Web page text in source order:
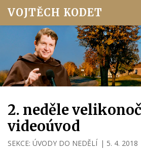
VOJTĚCH KODET
2. neděle
videoúvod
SEKCE: ÚVODY DO NEDĚLÍ | 5. 4. 2018